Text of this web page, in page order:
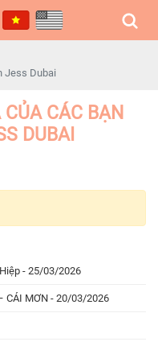
Jess Dubai
CÁC BẠN
DUBAI
- 25/03/2026
CÁI MƠN - 20/03/2026